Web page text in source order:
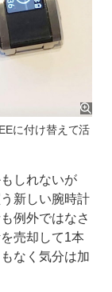
に付け替えて活
しれないが
新しい腕時計
例外ではなさ
売却して1本
なく気分は加